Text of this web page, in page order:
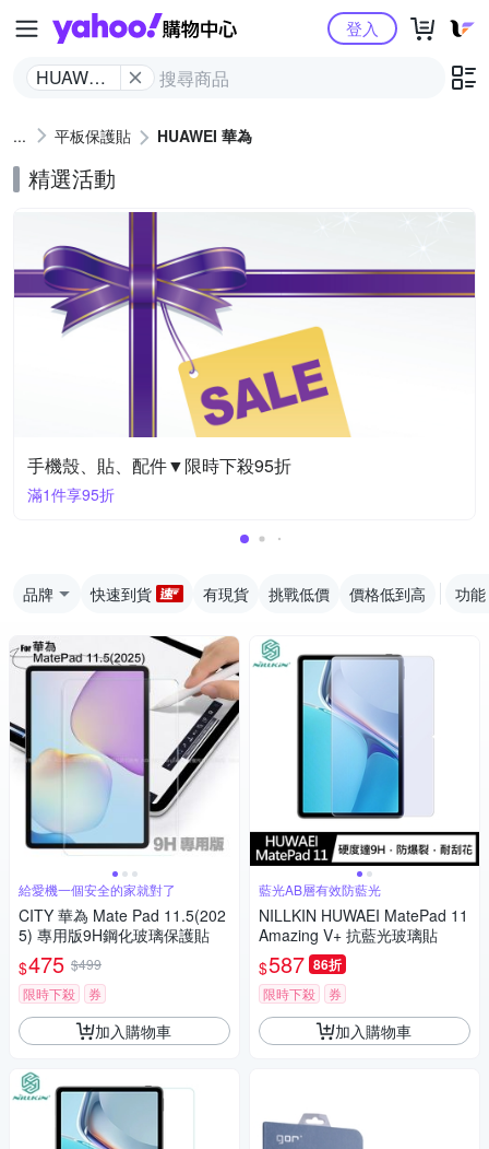
Yahoo購物中心
HUAWEI
登入
平板保護貼 HUAWEI 華為
精選活動
手機殼、貼、配件▼限時下殺95折
滿1件享95折
品牌 快速到貨 有現貨 挑戰低價 價格低到高 功能
給愛機一個安全的家就對了
CITY 華為 Mate Pad 11.5(202
5) 專用版9H鋼化玻璃保護貼
$475 $499
限時下殺
券
加入購物車
藍光AB層有效防藍光
NILLKIN HUWAEI MatePad 11
Amazing V+ 抗藍光玻璃貼
$587 86折
限時下殺 券
加入購物車